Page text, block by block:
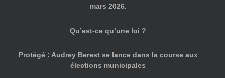
mars 2026.
Qu’est-ce qu’une loi ?
Protégé : Audrey Berest se lance dans la course aux
élections municipales